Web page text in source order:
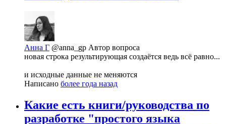
Анна Г @anna_gp Автор вопроса
новая строка результирующая создаётся ведь всё равно...
и исходные данные не меняются
Написано более года назад
Какие есть книги/руководства по
разработке "простого языка